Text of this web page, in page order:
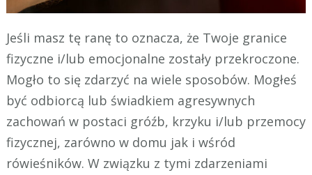
Jeśli masz tę ranę to oznacza, że Twoje granice
fizyczne i/lub emocjonalne zostały przekroczone.
Mogło to się zdarzyć na wiele sposobów. Mogłeś
być odbiorcą lub świadkiem agresywnych
zachowań w postaci gróźb, krzyku i/lub przemocy
fizycznej, zarówno w domu jak i wśród
rówieśników. W związku z tymi zdarzeniami